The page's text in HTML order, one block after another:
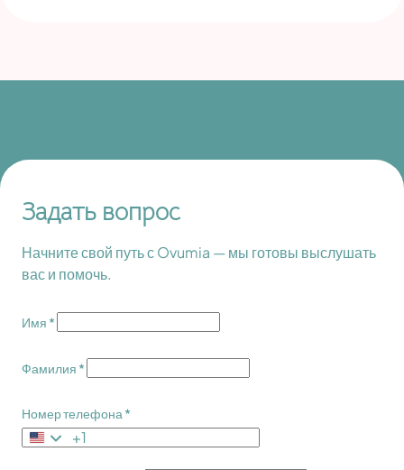
Задать вопрос
Начните свой путь с Ovumia — мы готовы выслушать
вас и помочь.
Имя *
Фамилия *
Номер телефона *
+1